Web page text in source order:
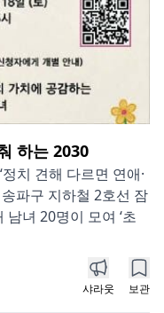
하는 2030
치 견해 다르면 연애·
파구 지하철 2호선 잠
녀 20명이 모여 ‘초
샤라웃 보관